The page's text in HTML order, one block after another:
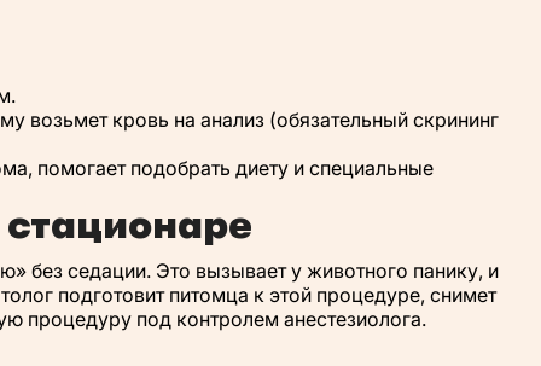
возьмет кровь на анализ (обязательный скрининг
помогает подобрать диету и специальные
без седации. Это вызывает у животного панику, и
подготовит питомца к этой процедуре, снимет
процедуру под контролем анестезиолога.